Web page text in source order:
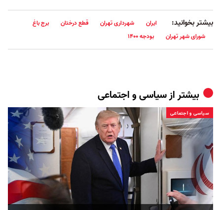
بیشتر بخوانید: ایران شهرداری تهران قطع درختان
برج باغ
شورای شهر تهران
بودجه ۱۴۰۰
بیشتر ازسیاسی و اجتماعی
سیاسی و اجتماعی